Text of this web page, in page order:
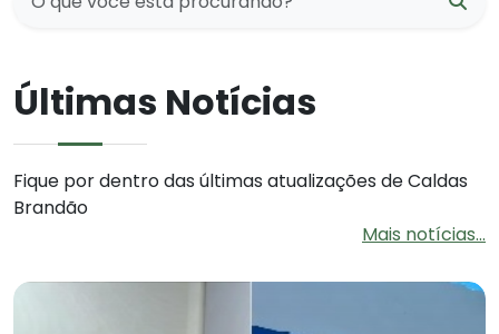
Últimas Notícias
Fique por dentro das últimas atualizações de Caldas
Brandão
Mais notícias...